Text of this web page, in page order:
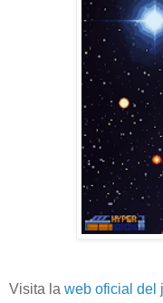
Visita la web oficial del